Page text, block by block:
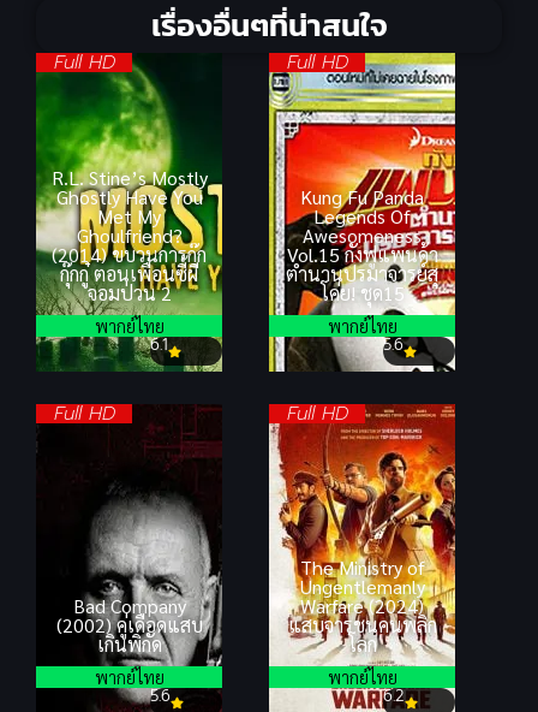
เรื่องอื่นๆที่น่าสนใจ
Full HD
R.L. Stine’s Mostly
Ghostly Have You
Met My
Ghoulfriend?
(2014) ขบวนการกุ๊ก
กุ๊กกู๋ ตอนเพื่อนซี้ผี
จอมป่วน 2
6.1
พากย์ไทย
Full HD
Kung Fu Panda
Legends Of
Awesomeness
Vol.15 กังฟูแพนด้า
ตำนานปรมาจารย์สุ
โค่ย! ชุด15
5.6
พากย์ไทย
Full HD
Bad Company
(2002) คู่เดือดแสบ
เกินพิกัด
5.6
พากย์ไทย
Full HD
The Ministry of
Ungentlemanly
Warfare (2024)
แสบจารชนคนพลิก
โลก
6.2
พากย์ไทย